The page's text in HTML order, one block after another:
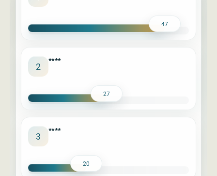
47
2 ****
27
3 ****
20